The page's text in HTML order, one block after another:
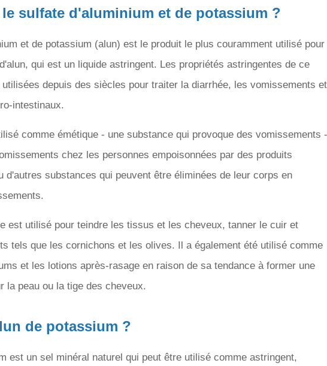
sulfate d'aluminium et de potassium ?
et de potassium (alun) est le produit le plus couramment utilisé pour
qui est un liquide astringent. Les propriétés astringentes de ce
depuis des siècles pour traiter la diarrhée, les vomissements et
intestinaux.
comme émétique - une substance qui provoque des vomissements -
chez les personnes empoisonnées par des produits
d'autres substances qui peuvent être éliminées de leur corps en
est utilisé pour teindre les tissus et les cheveux, tanner le cuir et
tels que les cornichons et les olives. Il a également été utilisé comme
et les lotions après-rasage en raison de sa tendance à former une
la peau ou la tige des cheveux.
de potassium ?
est un sel minéral naturel qui peut être utilisé comme astringent,